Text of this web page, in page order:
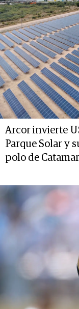
Arcor invierte
Parque Solar y
polo de